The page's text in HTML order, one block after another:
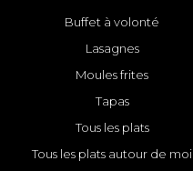
Buffet à volonté
Lasagnes
Moules frites
Tapas
Tous les plats
Tous les plats autour de moi